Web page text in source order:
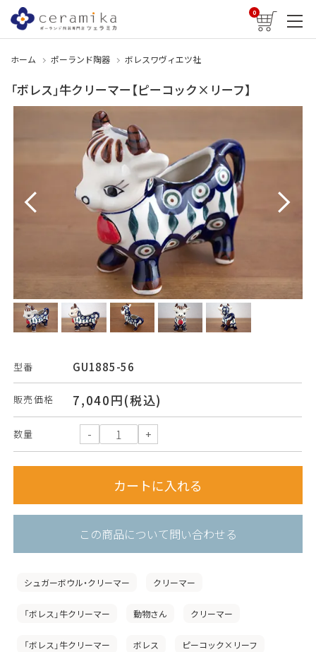
0
ホーム ポーランド陶器 ボレスワヴィエツ社
「ボレス」牛クリーマー【ピーコック×リーフ】
型番 GU1885-56
販売価格 7,040円(税込)
数量
この商品について問い合わせる
シュガーボウル・クリーマー クリーマー
「ボレス」牛クリーマー 動物さん クリーマー
「ボレス」牛クリーマー ボレス ピーコック×リーフ